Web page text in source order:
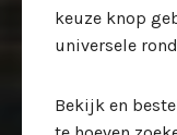
keuze knop
universele
Bekijk en